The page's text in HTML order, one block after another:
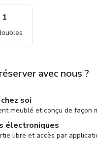
1
avec nous ?
soi
meublé et conçu de façon
électroniques
libre et accès par